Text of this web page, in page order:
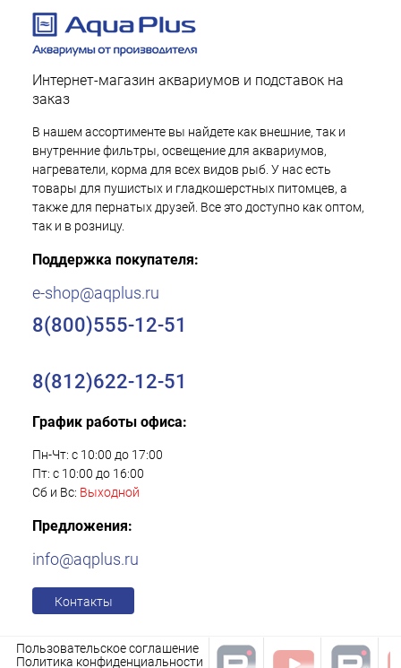
Интернет-магазин аквариумов и подставок на
заказ
В нашем ассортименте вы найдете как внешние, так и
внутренние фильтры, освещение для аквариумов,
нагреватели, корма для всех видов рыб. У нас есть
товары для пушистых и гладкошерстных питомцев, а
также для пернатых друзей. Все это доступно как оптом,
так и в розницу.
Поддержка покупателя:
e-shop@aqplus.ru
8(800)555-12-51
8(812)622-12-51
График работы офиса:
Пн-Чт: с 10:00 до 17:00
Пт: с 10:00 до 16:00
Сб и Вс: Выходной
Предложения:
info@aqplus.ru
Контакты
Пользовательское соглашение
Политика конфиденциальности